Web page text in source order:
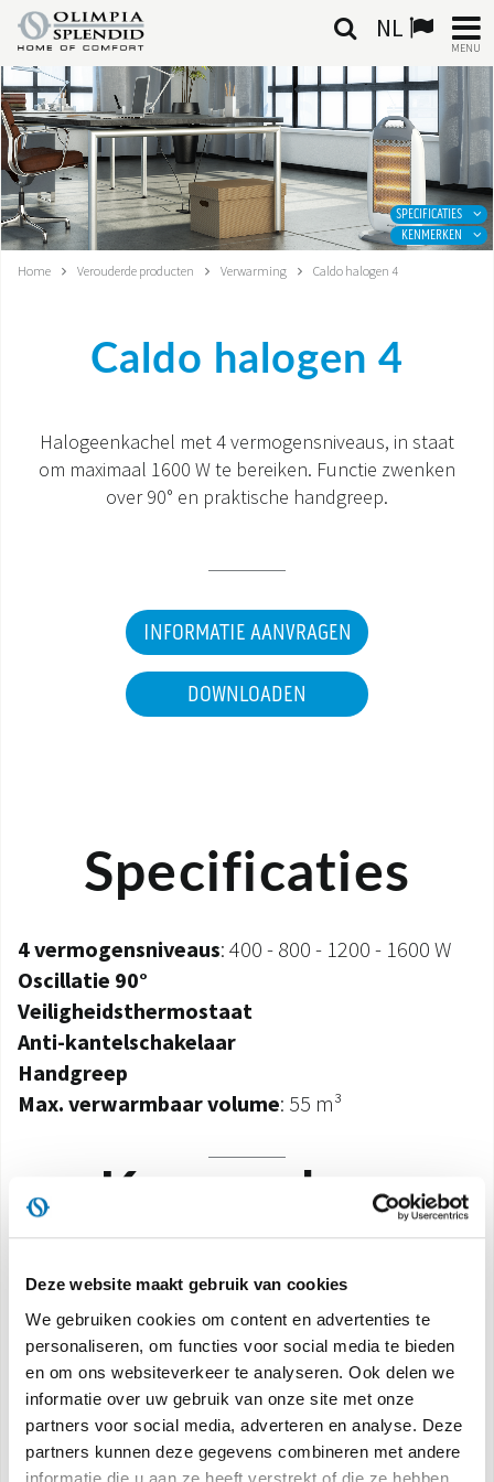
Deze website maakt gebruik van cookies
We gebruiken cookies om content en advertenties te
personaliseren, om functies voor social media te bieden
en om ons websiteverkeer te analyseren. Ook delen we
informatie over uw gebruik van onze site met onze
partners voor social media, adverteren en analyse. Deze
partners kunnen deze gegevens combineren met andere
informatie die u aan ze heeft verstrekt of die ze hebben
NL
MENU
NEDERLANDSE
HOME
KLIMAATREGELING
VERWARMING
GEÏNTEGREERDE SYSTEMEN
WERELD OS
SPECIFICATIES
KENMERKEN
Home Verouderde producten Verwarming Caldo halogen 4
Caldo halogen 4
Halogeenkachel met 4 vermogensniveaus, in staat
om maximaal 1600 W te bereiken. Functie zwenken
over 90° en praktische handgreep.
INFORMATIE AANVRAGEN
DOWNLOADEN
Specificaties
4 vermogensniveaus: 400 - 800 - 1200 - 1600 W
Oscillatie 90°
Veiligheidsthermostaat
Anti-kantelschakelaar
Handgreep
Max. verwarmbaar volume: 55 m³
Kenmerken
Maximale verwarmingssnelheid. De
halogeentechnologie
garandeert een gelijkmatig comfort en het uiterst
snel bereiken van de beoogde
werking.